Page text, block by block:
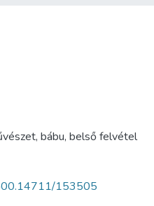
, bábu, belső felvétel
153505